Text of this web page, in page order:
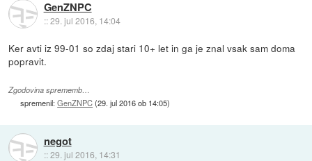
GenZNPC
::29. jul 2016, 14:04
Ker avti iz 99-01 so zdaj stari 10+ let in ga je znal vsak sam doma
popravit.
Zgodovina sprememb…
spremenil:GenZNPC(29. jul 2016 ob 14:05)
negot
::29. jul 2016, 14:31